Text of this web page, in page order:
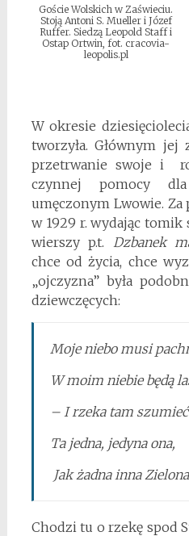
Goście Wolskich w Zaświeciu.
Stoją Antoni S. Mueller i Józef
Ruffer. Siedzą Leopold Staff i
Ostap Ortwin, fot. cracovia-
leopolis.pl
W okresie
tworzyła. Głównym jej
przetrwanie swoje i
czynnej pomocy
umęczonym Lwowie. Za
w 1929 r. wydając
wierszy p.t.
Dzbanek
chce od życia, chce
„ojczyzna” była
dziewczęcych:
Moje niebo musi
W moim niebie będą
– I rzeka tam
Ta jedna, jedyna ona,
Jak żadna inna
Chodzi tu o rzekę spod